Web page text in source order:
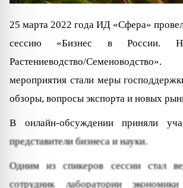
25 марта 2022 года ИД «Сфера»
сессию «Бизнес в России.
Растениеводство/
мероприятия стали меры
обзоры, вопросы экспорта и новых
В онлайн-обсуждении приняли
представители бизнеса и науки.
Одним из спикеров сессии стал
сотрудник лаборатории